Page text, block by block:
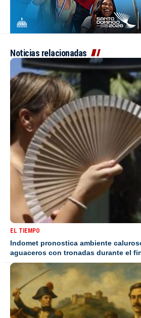
Noticias relacionadas
EL TIEMPO
Indomet pronostica ambiente
aguaceros con tronadas durante el